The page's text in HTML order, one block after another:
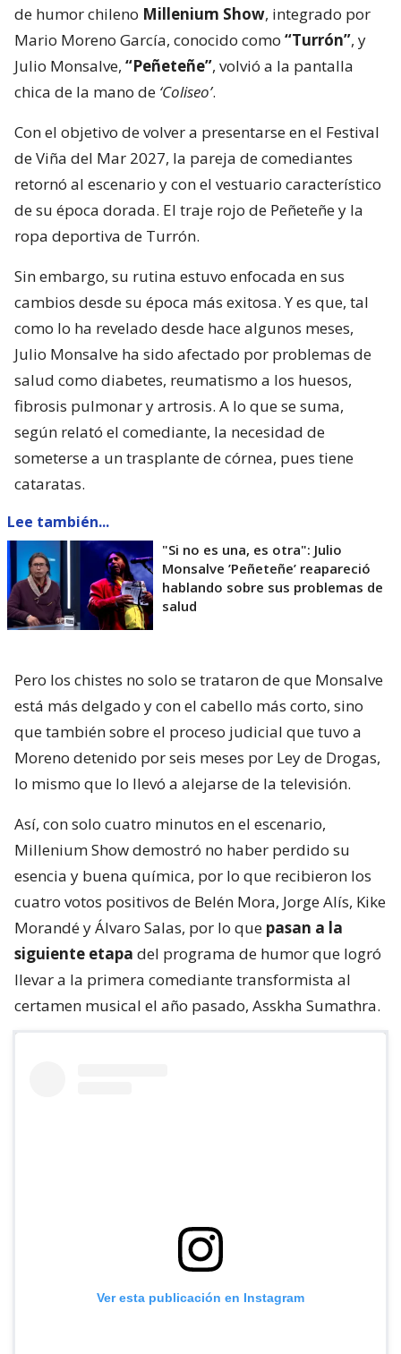
de humor chileno Millenium Show, integrado por
Mario Moreno García, conocido como “Turrón”, y
Julio Monsalve, “Peñeteñe”, volvió a la pantalla
chica de la mano de ‘Coliseo’.
Con el objetivo de volver a presentarse en el Festival
de Viña del Mar 2027, la pareja de comediantes
retornó al escenario y con el vestuario característico
de su época dorada. El traje rojo de Peñeteñe y la
ropa deportiva de Turrón.
Sin embargo, su rutina estuvo enfocada en sus
cambios desde su época más exitosa. Y es que, tal
como lo ha revelado desde hace algunos meses,
Julio Monsalve ha sido afectado por problemas de
salud como diabetes, reumatismo a los huesos,
fibrosis pulmonar y artrosis. A lo que se suma,
según relató el comediante, la necesidad de
someterse a un trasplante de córnea, pues tiene
cataratas.
Lee también...
"Si no es una, es otra": Julio
Monsalve ’Peñeteñe’ reapareció
hablando sobre sus problemas de
salud
Pero los chistes no solo se trataron de que Monsalve
está más delgado y con el cabello más corto, sino
que también sobre el proceso judicial que tuvo a
Moreno detenido por seis meses por Ley de Drogas,
lo mismo que lo llevó a alejarse de la televisión.
Así, con solo cuatro minutos en el escenario,
Millenium Show demostró no haber perdido su
esencia y buena química, por lo que recibieron los
cuatro votos positivos de Belén Mora, Jorge Alís, Kike
Morandé y Álvaro Salas, por lo que pasan a la
siguiente etapa del programa de humor que logró
llevar a la primera comediante transformista al
certamen musical el año pasado, Asskha Sumathra.
Ver esta publicación en Instagram